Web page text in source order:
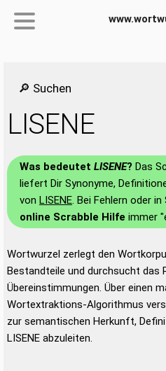
🔎 Suchen
LISENE
Was bedeutet LISENE? Das
liefert Dir Synonyme,
von LISENE. Bei Fehlern oder
online Scrabble Hilfe immer
Wortwurzel zerlegt den
Bestandteile und durchsucht das
Übereinstimmungen. Über einen
Wortextraktions-Algorithmus
zur semantischen Herkunft,
LISENE abzuleiten.